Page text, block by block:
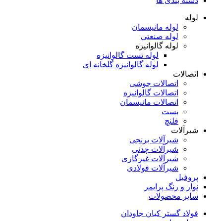
لوله
لوله مانیسمان
لوله صنعتی
لوله گالوانیزه
لوله تست گالوانیزه
لوله گالوانیزه گلخانه ای
اتصالات
اتصالات جوشی
اتصالات گالوانیزه
اتصالات مانیسمان
بست
فلنچ
شیرآلات
شیرآلات برنجی
شیرآلات چدنی
شیرآلات غیرگازی
شیرآلات فولادی
پروفیل
نوار و رنگ پرایمر
سایر محصولات
فولاد گستر کیان جاودان